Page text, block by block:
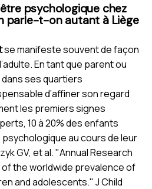
psychologique chez
parle-t-on autant à Liège
se manifeste souvent de façon
En tant que parent ou
ses quartiers
d’affiner son regard
les premiers signes
10 à 20% des enfants
au cours de leur
GV, et al. "Annual Research
the worldwide prevalence of
and adolescents." J Child